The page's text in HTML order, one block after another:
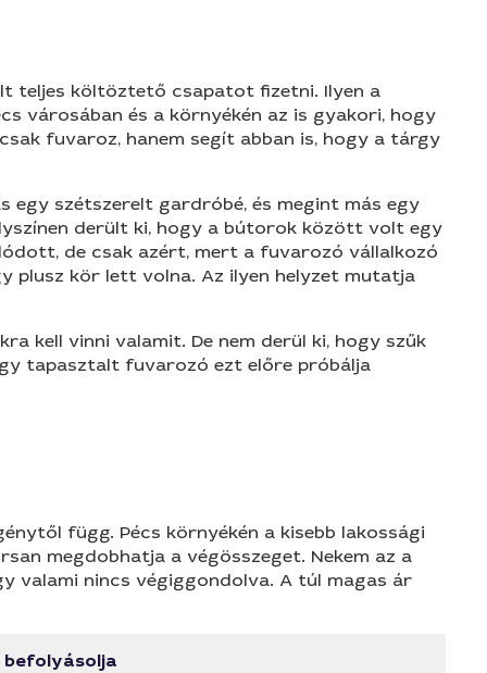
teljes költöztető csapatot fizetni. Ilyen a
városában és a környékén az is gyakori, hogy
fuvaroz, hanem segít abban is, hogy a tárgy
egy szétszerelt gardróbé, és megint más egy
derült ki, hogy a bútorok között volt egy
de csak azért, mert a fuvarozó vállalkozó
plusz kör lett volna. Az ilyen helyzet mutatja
kell vinni valamit. De nem derül ki, hogy szűk
tapasztalt fuvarozó ezt előre próbálja
függ. Pécs környékén a kisebb lakossági
megdobhatja a végösszeget. Nekem az a
valami nincs végiggondolva. A túl magas ár
befolyásolja